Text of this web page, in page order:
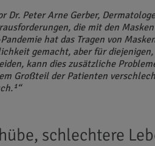
Dr. Peter Arne Gerber,
die mit den
hat das Tragen von
gemacht, aber für
kann dies zusätzliche
Großteil der Patienten
schlechtere